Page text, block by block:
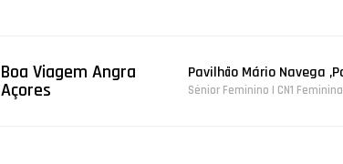
Boa Viagem Angra
Açores
Pavilhão Mário Navega
Sénior Feminino | CN1 Feminina